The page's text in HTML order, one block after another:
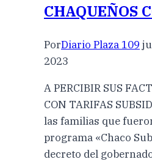
CHAQUEÑOS
PorDiario Plaza 109
2023
A PERCIBIR SUS
CON TARIFAS
las familias que
programa «Chaco
decreto del